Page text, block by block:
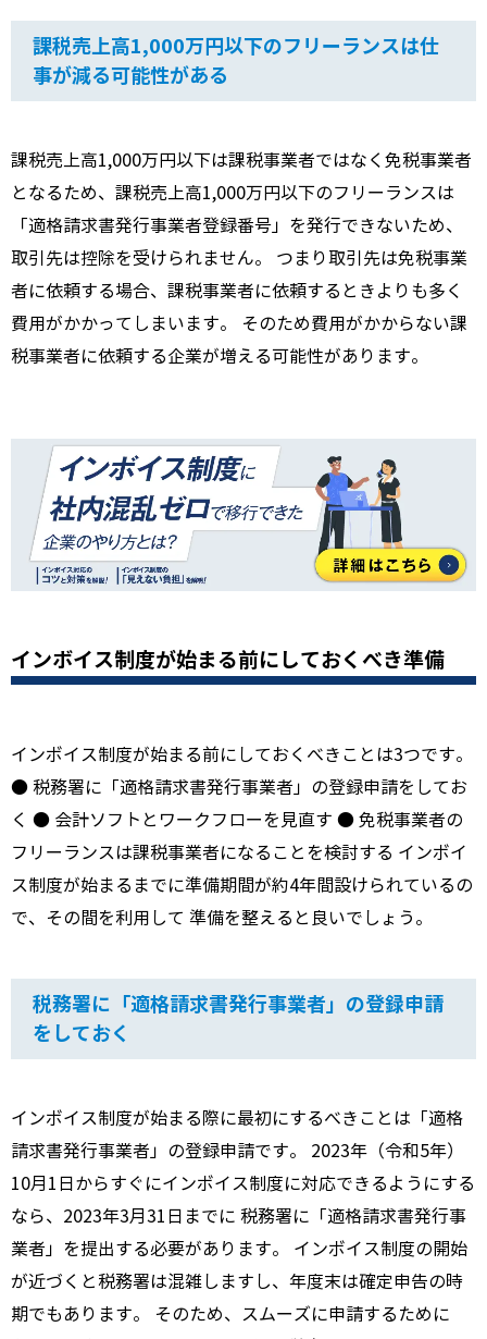
課税売上高1,000万円以下のフリーランスは仕
事が減る可能性がある
課税売上高1,000万円以下は課税事業者ではなく免税事業者
となるため、課税売上高1,000万円以下のフリーランスは
「適格請求書発行事業者登録番号」を発行できないため、
取引先は控除を受けられません。 つまり取引先は免税事業
者に依頼する場合、課税事業者に依頼するときよりも多く
費用がかかってしまいます。 そのため費用がかからない課
税事業者に依頼する企業が増える可能性があります。
インボイス制度が始まる前にしておくべき準備
インボイス制度が始まる前にしておくべきことは3つです。
● 税務署に「適格請求書発行事業者」の登録申請をしてお
く ● 会計ソフトとワークフローを見直す ● 免税事業者の
フリーランスは課税事業者になることを検討する インボイ
ス制度が始まるまでに準備期間が約4年間設けられているの
で、その間を利用して 準備を整えると良いでしょう。
税務署に「適格請求書発行事業者」の登録申請
をしておく
インボイス制度が始まる際に最初にするべきことは「適格
請求書発行事業者」の登録申請です。 2023年（令和5年）
10月1日からすぐにインボイス制度に対応できるようにする
なら、2023年3月31日までに 税務署に「適格請求書発行事
業者」を提出する必要があります。 インボイス制度の開始
が近づくと税務署は混雑しますし、年度末は確定申告の時
期でもあります。 そのため、スムーズに申請するために